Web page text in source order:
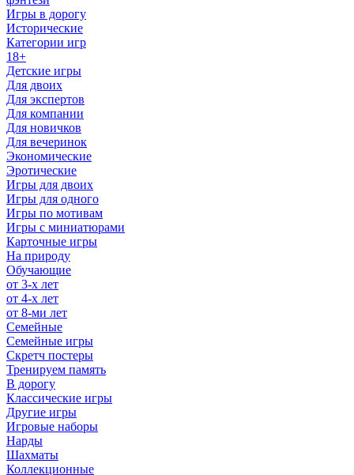
Игры в дорогу
Исторические
Категории игр
18+
Детские игры
Для двоих
Для экспертов
Для компании
Для новичков
Для вечеринок
Экономические
Эротические
Игры для двоих
Игры для одного
Игры по мотивам
Игры с миниатюрами
Карточные игры
На природу
Обучающие
от 3-х лет
от 4-х лет
от 8-ми лет
Семейные
Семейные игры
Скретч постеры
Тренируем память
В дорогу
Классические игры
Другие игры
Игровые наборы
Нарды
Шахматы
Коллекционные